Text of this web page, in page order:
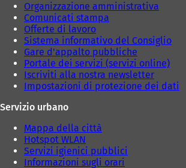
Organizzazione amministrativa
Comunicati stampa
Offerte di lavoro
Sistema informativo del Consiglio
Gare d'appalto pubbliche
Portale dei servizi (servizi online)
Iscriviti alla nostra newsletter
Impostazioni di protezione dei dati
Servizio urbano
Mappa della città
Hotspot WLAN
Servizi igienici pubblici
Informazioni sugli orari